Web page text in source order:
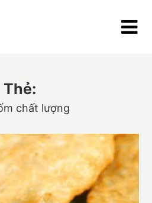
Thẻ:
chất lượng